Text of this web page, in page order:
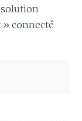
solution
» connecté